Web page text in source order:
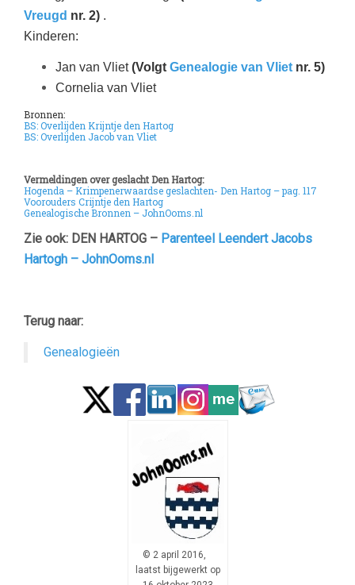
Vreugd nr. 2) .
Kinderen:
Jan van Vliet(Volgt Genealogie van Vliet nr. 5)
Cornelia van Vliet
Bronnen:
BS:Overlijden Krijntje den Hartog
BS: Overlijden Jacob van Vliet
Vermeldingen over geslacht Den Hartog:
Hogenda – Krimpenerwaardse geslachten- Den Hartog – pag. 117
Voorouders Crijntje den Hartog
Genealogische Bronnen – JohnOoms.nl
Zie ook: DEN HARTOG – Parenteel Leendert Jacobs
Hartogh – JohnOoms.nl
Terug naar:
Genealogieën
© 2 april 2016,
laatst bijgewerkt op